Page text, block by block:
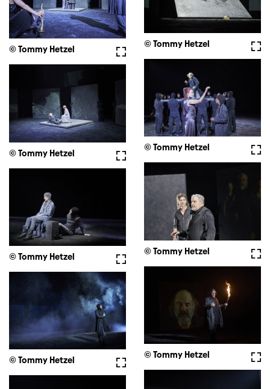
© Tommy Hetzel
Vollbild
© Tommy Hetzel
© Tommy Hetzel
Vollbild
© Tommy Hetzel
© Tommy Hetzel
Vollbild
© Tommy Hetzel
© Tommy Hetzel
Vollbild
© Tommy Hetzel